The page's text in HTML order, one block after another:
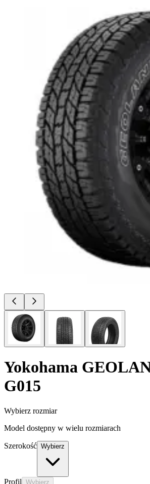
Yokohama
G015
Wybierz rozmiar
Model dostępny w wielu rozmiarach
Szerokość Wybierz
Profil Wybierz